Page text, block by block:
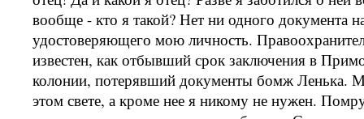
вообще - кто я такой? Нет ни одного документа
удостоверяющего мою личность.
известен, как отбывший срок заключения в
колонии, потерявший документы бомж Ленька.
этом свете, а кроме нее я никому не нужен.